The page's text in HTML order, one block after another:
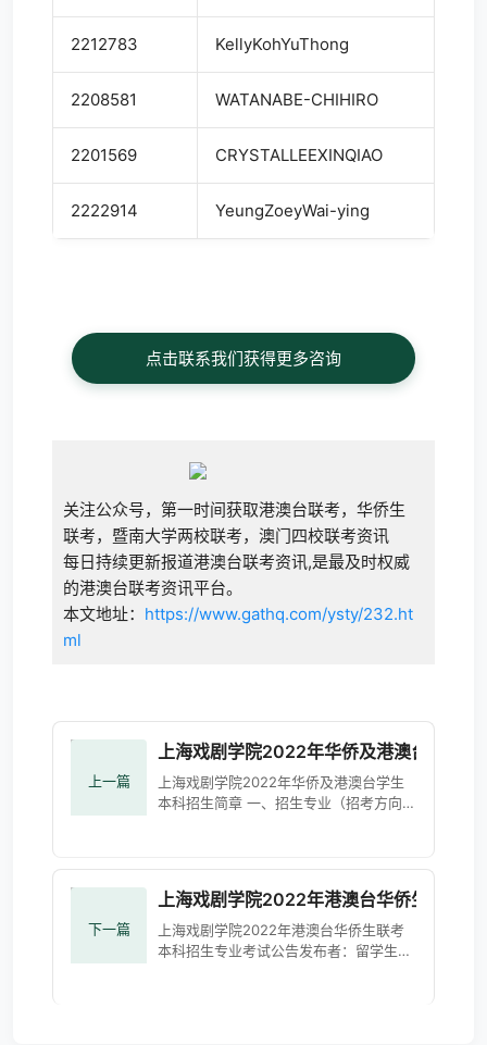
2212783 KellyKohYuThong
2208581 WATANABE-CHIHIRO
2201569 CRYSTALLEEXINQIAO
2222914 YeungZoeyWai-ying
点击联系我们获得更多咨询
关注公众号，第一时间获取港澳台联考，华侨生
联考，暨南大学两校联考，澳门四校联考资讯
每日持续更新报道港澳台联考资讯,是最及时权威
的港澳台联考资讯平台。
本文地址： https://www.gathq.com/ysty/232.ht
ml
上一篇
上海戏剧学院2022年华侨及港澳台学生本
上海戏剧学院2022年华侨及港澳台学生
本科招生简章 一、招生专业（招考方向）
下一篇
上海戏剧学院2022年港澳台华侨生联考本
上海戏剧学院2022年港澳台华侨生联考
本科招生专业考试公告发布者：留学生部